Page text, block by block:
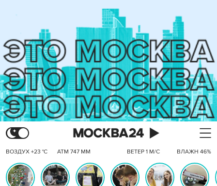
ВОЗДУХ +23 °C АТМ 747 ММ ВЕТЕР 1 М/С ВЛАЖН 46%